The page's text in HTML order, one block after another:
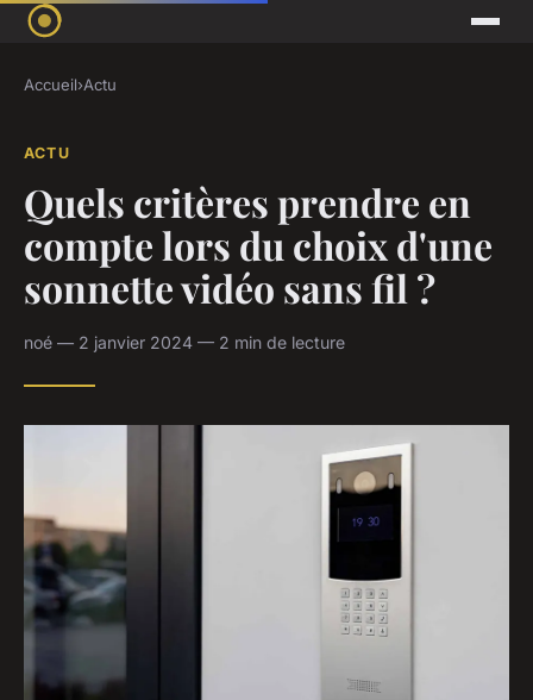
Accueil›Actu
ACTU
Quels critères prendre en
compte lors du choix d'une
sonnette vidéo sans fil ?
noé — 2 janvier 2024 — 2 min de lecture